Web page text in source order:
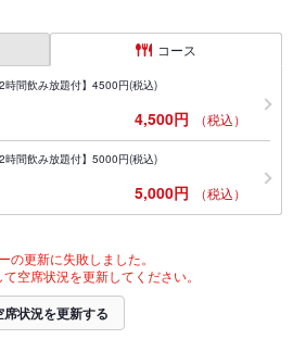
コース
間飲み放題付】4500円(税込)
4,500円 （税込）
間飲み放題付】5000円(税込)
5,000円 （税込）
の更新に失敗しました。
空席状況を更新してください。
席状況を更新する